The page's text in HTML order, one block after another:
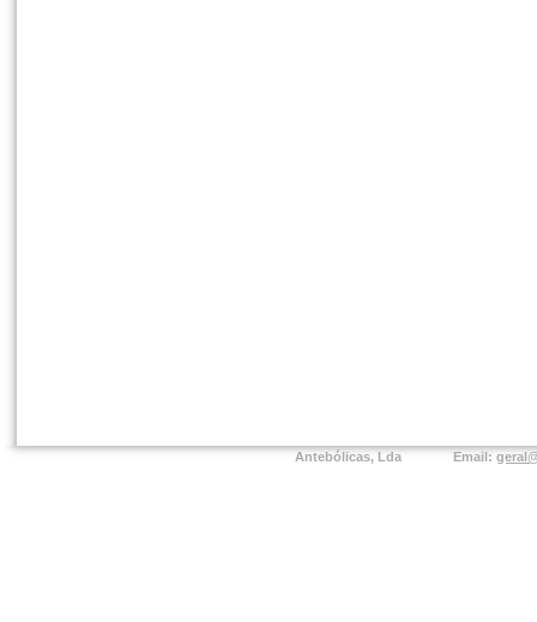
Antebólicas, Lda Email: